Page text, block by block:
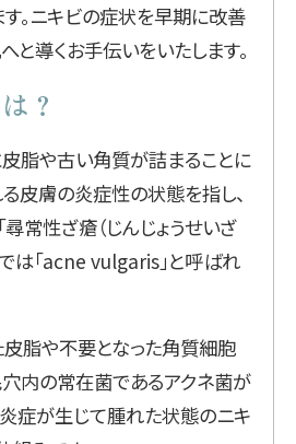
。ニキビの症状を早期に改善
と導くお手伝いをいたします。
？
皮脂や古い角質が詰まることに
皮膚の炎症性の状態を指し、
常性ざ瘡（じんじょうせいざ
では「acne vulgaris」と呼ばれ
皮脂や不要となった角質細胞
穴内の常在菌であるアクネ菌が
症が生じて腫れた状態のニキ